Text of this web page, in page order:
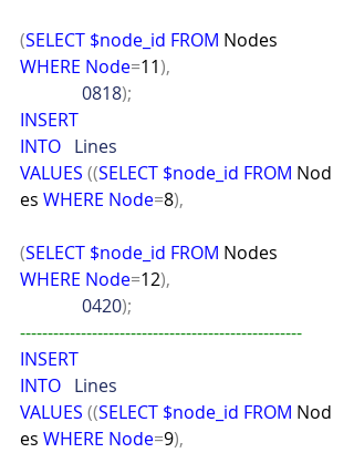
(SELECT $node_id FROM Nodes
WHERE Node=11),
0818);
INSERT
INTO Lines
VALUES ((SELECT $node_id FROM Nod
es WHERE Node=8),
(SELECT $node_id FROM Nodes
WHERE Node=12),
0420);
---------------------------------------------------
INSERT
INTO Lines
VALUES ((SELECT $node_id FROM Nod
es WHERE Node=9),